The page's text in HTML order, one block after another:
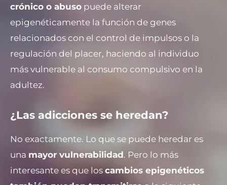
crónico o abuso puede alterar
epigenéticamente la función de genes
relacionados con el control de impulsos o la
regulación del placer, haciendo al individuo
más vulnerable al consumo compulsivo en la
adultez.
¿Las adicciones se heredan?
No exactamente. Lo que se puede heredar es
una mayor vulnerabilidad. Pero lo más
interesante es que loscambios epigenéticos